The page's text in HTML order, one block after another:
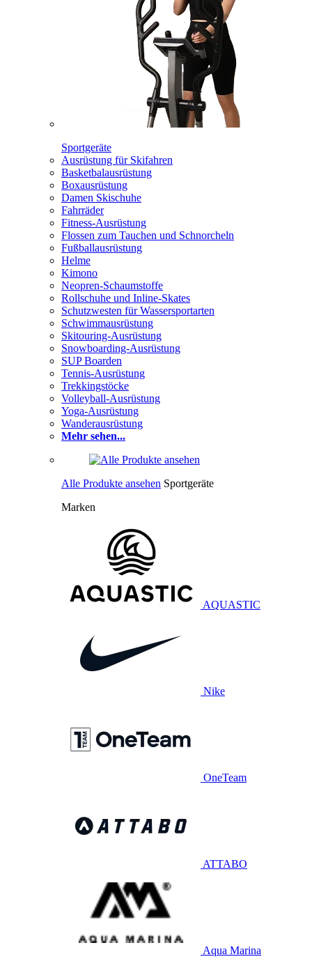
Sportgeräte
Ausrüstung für Skifahren
Basketbalausrüstung
Boxausrüstung
Damen Skischuhe
Fahrräder
Fitness-Ausrüstung
Flossen zum Tauchen und Schnorcheln
Fußballausrüstung
Helme
Kimono
Neopren-Schaumstoffe
Rollschuhe und Inline-Skates
Schutzwesten für Wassersportarten
Schwimmausrüstung
Skitouring-Ausrüstung
Snowboarding-Ausrüstung
SUP Boarden
Tennis-Ausrüstung
Trekkingstöcke
Volleyball-Ausrüstung
Yoga-Ausrüstung
Wanderausrüstung
Mehr sehen...
Alle Produkte ansehen Sportgeräte
Marken
AQUASTIC
Nike
OneTeam
ATTABO
Aqua Marina